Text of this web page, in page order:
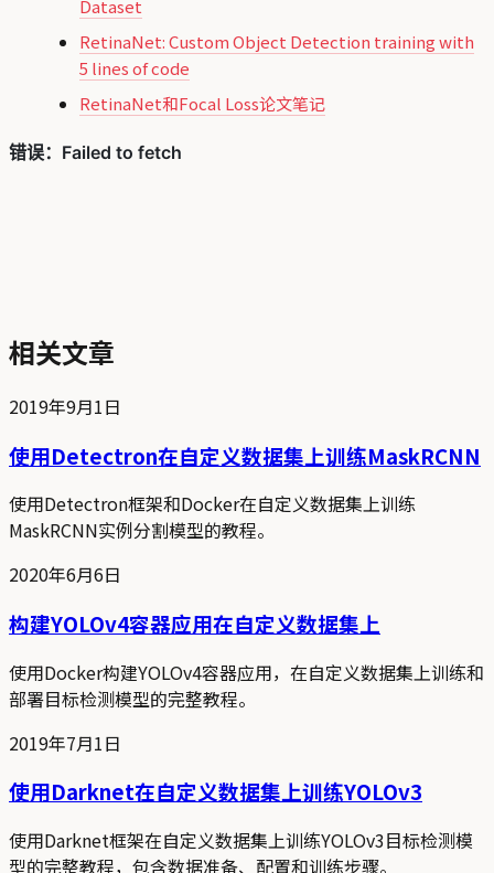
Dataset
RetinaNet: Custom Object Detection training with
5 lines of code
RetinaNet和Focal Loss论文笔记
相关文章
2019年9月1日
使用Detectron在自定义数据集上训练MaskRCNN
使用Detectron框架和Docker在自定义数据集上训练
MaskRCNN实例分割模型的教程。
2020年6月6日
构建YOLOv4容器应用在自定义数据集上
使用Docker构建YOLOv4容器应用，在自定义数据集上训练和
部署目标检测模型的完整教程。
2019年7月1日
使用Darknet在自定义数据集上训练YOLOv3
使用Darknet框架在自定义数据集上训练YOLOv3目标检测模
型的完整教程，包含数据准备、配置和训练步骤。